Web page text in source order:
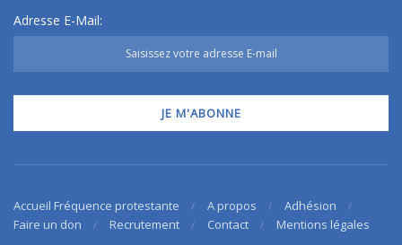
Adresse E-Mail:
Accueil Fréquence protestante A propos
Adhésion
Faire un don
Recrutement Contact Mentions légales